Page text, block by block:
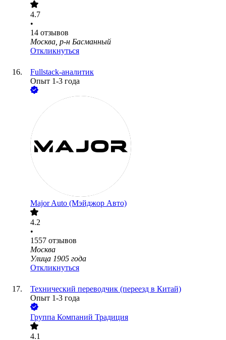
4.7
•
14 отзывов
Москва, р-н Басманный
Откликнуться
Fullstack-аналитик
Опыт 1-3 года
Major Auto (Мэйджор Авто)
4.2
•
1557 отзывов
Москва
Улица 1905 года
Откликнуться
Технический переводчик (переезд в Китай)
Опыт 1-3 года
Группа Компаний Традиция
4.1